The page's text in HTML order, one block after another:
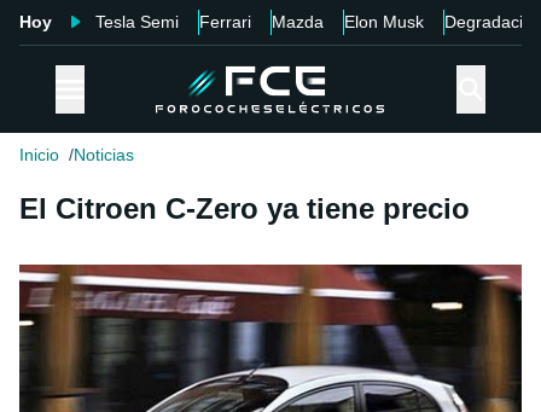
Hoy Tesla Semi Ferrari Mazda Elon Musk Degradación
Inicio Noticias
El Citroen C-Zero ya tiene precio